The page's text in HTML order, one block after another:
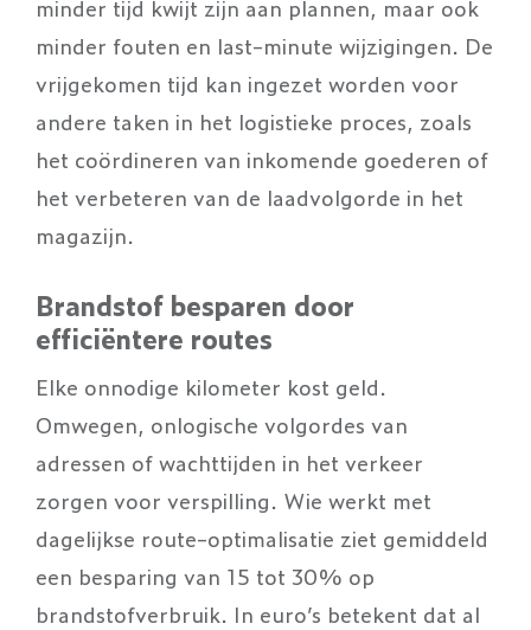
minder tijd kwijt zijn aan plannen, maar ook
minder fouten en last-minute wijzigingen. De
vrijgekomen tijd kan ingezet worden voor
andere taken in het logistieke proces, zoals
het coördineren van inkomende goederen of
het verbeteren van de laadvolgorde in het
magazijn.
Brandstof besparen door
efficiëntere routes
Elke onnodige kilometer kost geld.
Omwegen, onlogische volgordes van
adressen of wachttijden in het verkeer
zorgen voor verspilling. Wie werkt met
dagelijkse route-optimalisatie ziet gemiddeld
een besparing van 15 tot 30% op
brandstofverbruik. In euro’s betekent dat al